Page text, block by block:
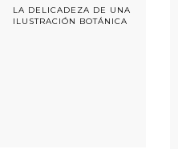
LA DELICADEZA DE UNA
ILUSTRACIÓN BOTÁNICA